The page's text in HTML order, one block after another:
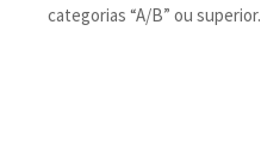
categorias “A/B” ou superior.